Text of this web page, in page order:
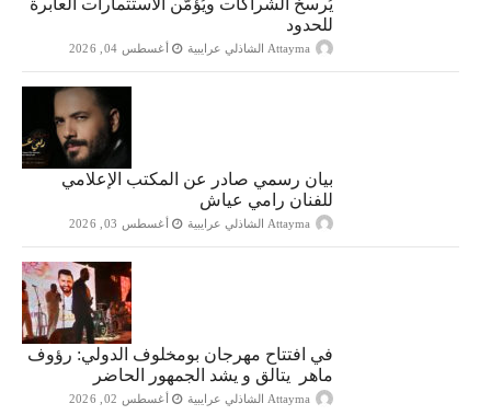
للحدود
Attayma الشاذلي عرايبية أغسطس 04, 2026
بيان رسمي صادر عن المكتب الإعلامي
للفنان رامي عياش
Attayma الشاذلي عرايبية أغسطس 03, 2026
في افتتاح مهرجان بومخلوف الدولي: رؤوف
ماهر يتالق و يشد الجمهور الحاضر
Attayma الشاذلي عرايبية أغسطس 02, 2026